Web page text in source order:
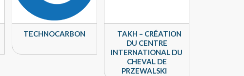
TECHNOCARBON
TAKH – CRÉATION
DU CENTRE
INTERNATIONAL DU
CHEVAL DE
PRZEWALSKI